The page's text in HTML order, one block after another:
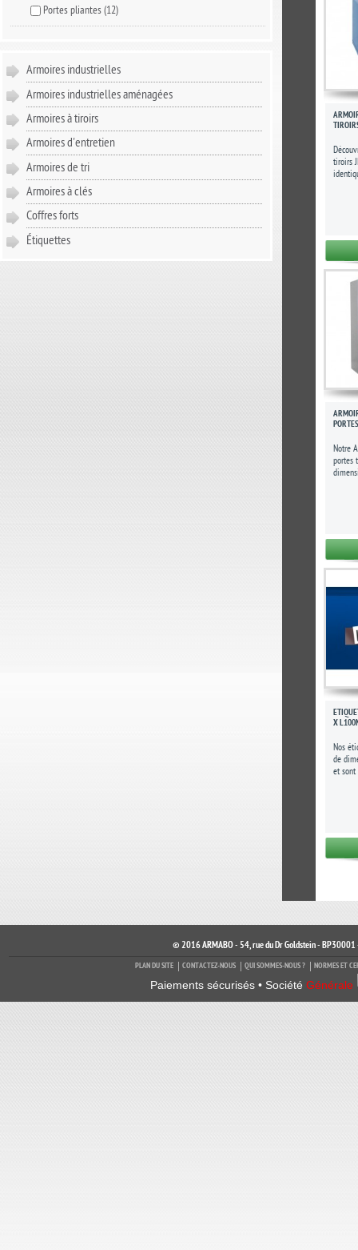
Portes pliantes(12)
Armoires industrielles
Armoires industrielles aménagées
Armoires à tiroirs
Armoires d'entretien
Armoires de tri
Armoires à clés
Coffres forts
Étiquettes
tiroirs
Notre
portes
X
Nos
de
et sont
© 2016 ARMABO - 54, rue du Dr Goldstein -
PLAN DU SITE CONTACTEZ-NOUS QUI SOMMES-NOUS ? NORMES ET
Paiements sécurisés • SociétéGénérale